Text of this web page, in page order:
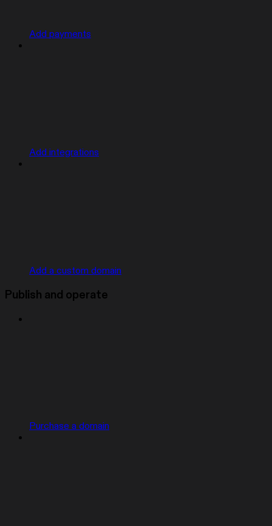
Add payments
Add integrations
Add a custom domain
Publish and operate
Purchase a domain